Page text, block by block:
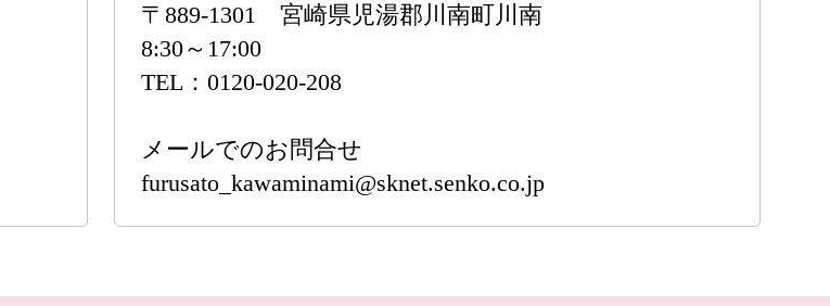
〒889-1301 宮崎県児湯郡川南町川南
8:30～17:00
TEL：0120-020-208
メールでのお問合せ
furusato_kawaminami@sknet.senko.co.jp